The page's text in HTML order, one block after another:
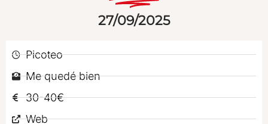
27/09/2025
Picoteo
Me quedé bien
30-40€
Web